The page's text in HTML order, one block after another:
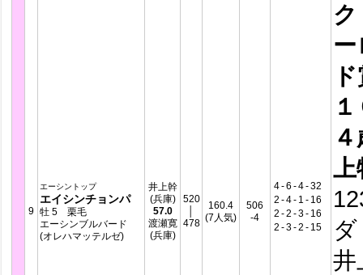
9
エーシントップ
エイシンチョンパ
牡 5 栗毛
エーシンブルバード
(オレハマッテルゼ)
井上幹
(兵庫)
57.0
渡瀬寛
(兵庫)
520
478
160.4
(7人気)
506
-4
4-6 -4-32
2 -4- 1 - 16
2 -2 -3- 16
2 -3-2 - 15
ー